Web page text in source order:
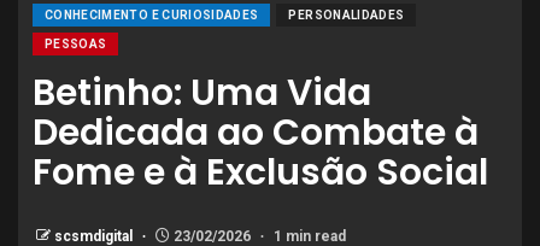
CONHECIMENTO E CURIOSIDADES PERSONALIDADES
PESSOAS
Betinho: Uma Vida
Dedicada ao Combate à
Fome e à Exclusão Social
scsmdigital 23/02/2026 1 min read